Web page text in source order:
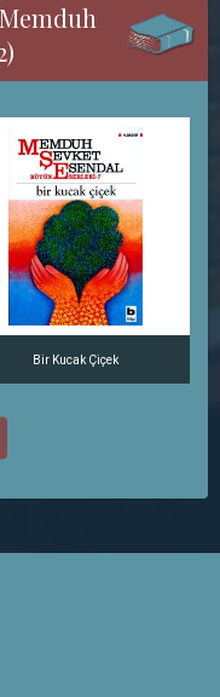
Bir Kucak Çiçek